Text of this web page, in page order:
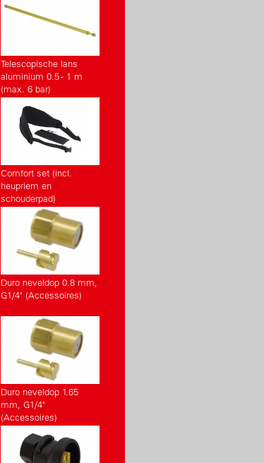
Telescopische lans
aluminium 0.5 - 1 m
(max. 6 bar)
Comfort set (incl.
heupriem en
schouderpad)
Duro neveldop 0.8 mm,
G1/4" (Accessoires)
Duro neveldop 1.65
mm, G1/4"
(Accessoires)